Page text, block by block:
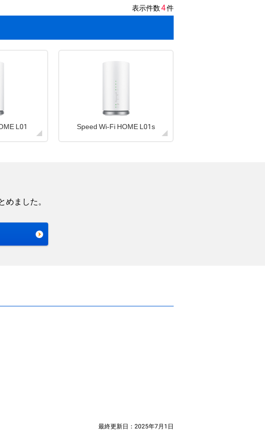
表示件数4件
L01 Speed Wi-Fi HOME L01s
めました。
最終更新日： 2025年7月1日